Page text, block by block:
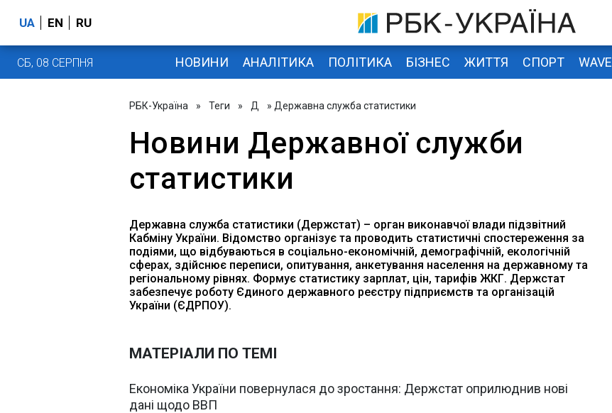
UA EN RU
СБ, 08 СЕРПНЯ НОВИНИ АНАЛІТИКА ПОЛІТИКА БІЗНЕС ЖИТТЯ СПОРТ WAVE
РБК-Україна » Теги » Д » Державна служба статистики
Новини Державної служби
статистики
Державна служба статистики (Держстат) – орган виконавчої влади підзвітний
Кабміну України. Відомство організує та проводить статистичні спостереження за
подіями, що відбуваються в соціально-економічній, демографічній, екологічній
сферах, здійснює переписи, опитування, анкетування населення на державному та
регіональному рівнях. Формує статистику зарплат, цін, тарифів ЖКГ. Держстат
забезпечує роботу Єдиного державного реєстру підприємств та організацій
України (ЄДРПОУ).
МАТЕРІАЛИ ПО ТЕМІ
Економіка України повернулася до зростання: Держстат оприлюднив нові
дані щодо ВВП